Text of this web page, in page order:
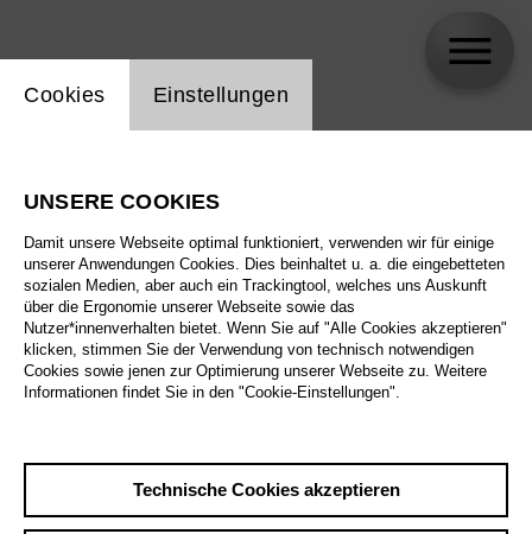
Einstellung Website Cookie
Cookies Einstellungen
UNSERE COOKIES
Damit unsere Webseite optimal funktioniert, verwenden wir für einige
unserer Anwendungen Cookies. Dies beinhaltet u. a. die eingebetteten
sozialen Medien, aber auch ein Trackingtool, welches uns Auskunft
über die Ergonomie unserer Webseite sowie das
Nutzer*innenverhalten bietet. Wenn Sie auf "Alle Cookies akzeptieren"
klicken, stimmen Sie der Verwendung von technisch notwendigen
Cookies sowie jenen zur Optimierung unserer Webseite zu. Weitere
Informationen findet Sie in den "Cookie-Einstellungen".
Technische Cookies akzeptieren